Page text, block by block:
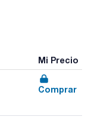
Mi Precio
Comprar